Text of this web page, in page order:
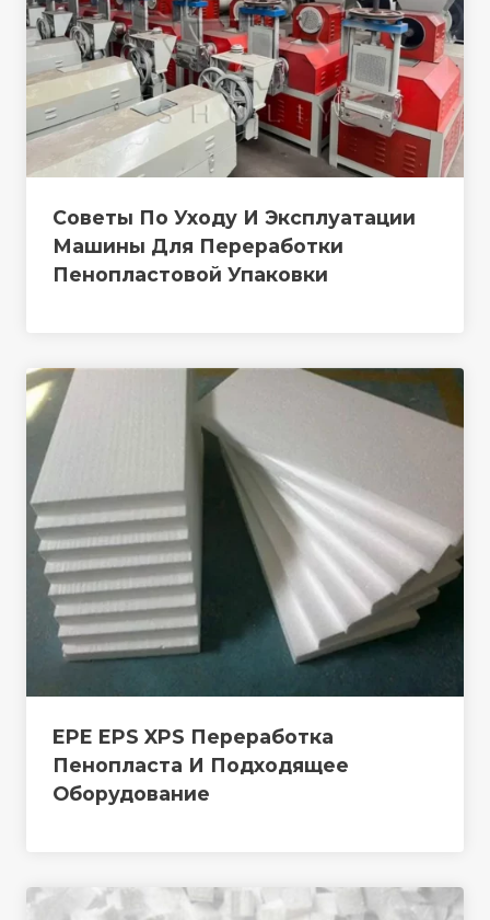
Советы По Уходу И Эксплуатации
Машины Для Переработки
Пенопластовой Упаковки
EPE EPS XPS Переработка
Пенопласта И Подходящее
Оборудование